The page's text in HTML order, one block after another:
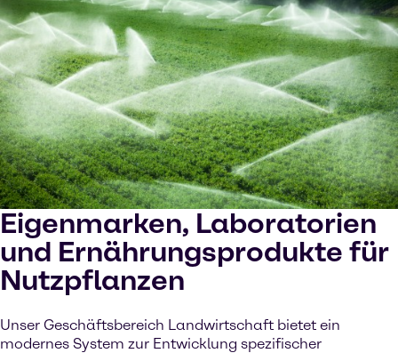
Eigenmarken, Laboratorien
und Ernährungsprodukte für
Nutzpflanzen
Unser Geschäftsbereich Landwirtschaft bietet ein
modernes System zur Entwicklung spezifischer